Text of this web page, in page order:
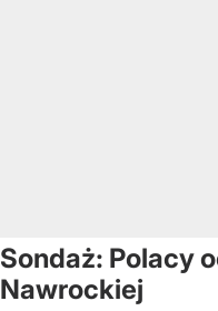
Sondaż: Polacy
Nawrockiej